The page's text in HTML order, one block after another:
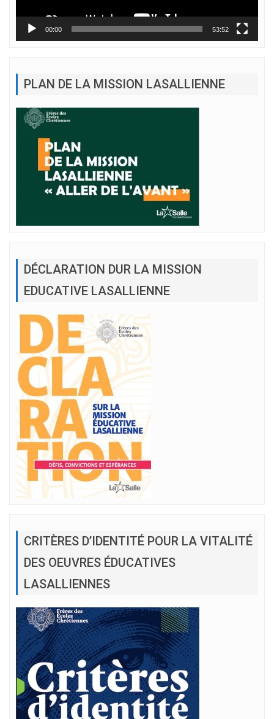
00:00 53:52
PLAN DE LA MISSION LASALLIENNE
DÉCLARATION DUR LA MISSION
EDUCATIVE LASALLIENNE
CRITÈRES D’IDENTITÉ POUR LA VITALITÉ
DES OEUVRES ÉDUCATIVES
LASALLIENNES